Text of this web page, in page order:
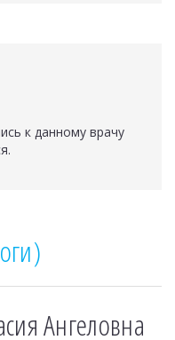
к данному врачу
Ангеловна